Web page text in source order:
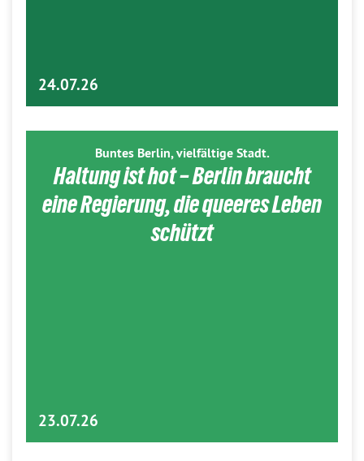
24.07.26
Buntes Berlin, vielfältige Stadt.
Haltung ist hot – Berlin braucht
eine Regierung, die queeres Leben
schützt
23.07.26